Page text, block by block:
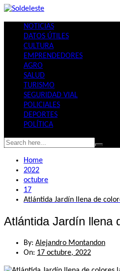
Skip
contentNOTICIAS
DATOS ÚTILES
CULTURA
EMPRENDEDORES
AGRO
SALUD
TURISMO
SEGURIDAD VIAL
POLICIALES
DEPORTES
POLÍTICA
Home
2022
octubre
17
Atlántida Jardín llena de
Atlántida Jardín llena
By: Alejandro Montandon
On: 17 octubre, 2022